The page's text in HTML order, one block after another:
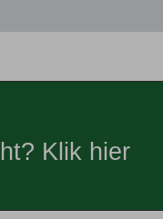
Klik hier